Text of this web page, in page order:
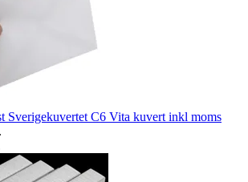
Sverigekuvertet C6 Vita kuvert inkl moms
.